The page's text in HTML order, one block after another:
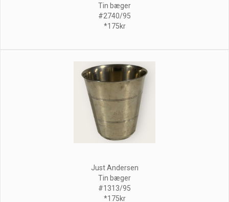
Tin bæger
#2740/95
*175kr
Just Andersen
Tin bæger
#1313/95
*175kr